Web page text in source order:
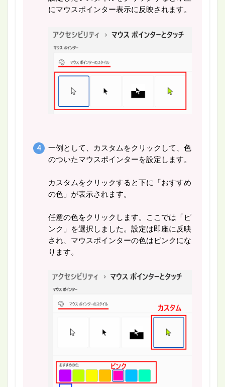
にマウスポインター表示に反映されます。
一例として、カスタムをクリックして、色
のついたマウスポインターを設定します。
カスタムをクリックすると下に「おすすめ
の色」が表示されます。
任意の色をクリックします。ここでは「ピ
ンク」を選択しました。設定は即座に反映
され、マウスポインターの色はピンクにな
ります。